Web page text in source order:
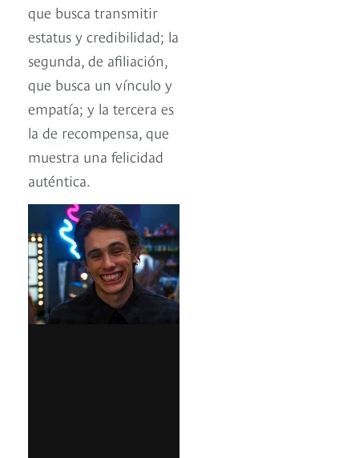
que busca transmitir
estatus y credibilidad; la
segunda, de afiliación,
que busca un vínculo y
empatía; y la tercera es
la de recompensa, que
muestra una felicidad
auténtica.